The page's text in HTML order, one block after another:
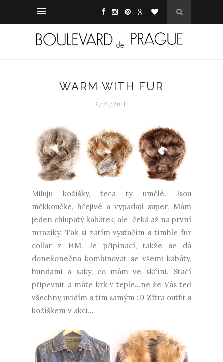
WARM WITH FUR
9/21/2011
Miluju kožíšky, teda ty umělé. Jsou
měkkoučké, hřejivé a vypadají super. Mám
jeden chlupatý kabátek, ale čeká až na první
mrazíky. Tak si zatím vystačím s tímhle fur
collar z HM. Je připínací, takže se dá
donekonečna kombinovat se všemi kabáty,
bundami a saky, co mám ve skříni. Stačí
připevnit a máte krk v teple...ne že Vás teď
všechny uvidím s tím samým :D Zítra outfit s
kožíškem v akci...